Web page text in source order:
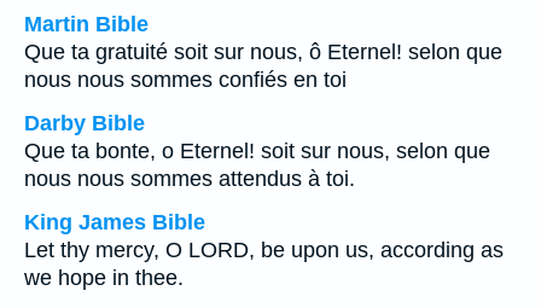
Martin Bible
Que ta gratuité soit sur nous, ô Eternel! selon que
nous nous sommes confiés en toi
Darby Bible
Que ta bonte, o Eternel! soit sur nous, selon que
nous nous sommes attendus à toi.
King James Bible
Let thy mercy, O LORD, be upon us, according as
we hope in thee.